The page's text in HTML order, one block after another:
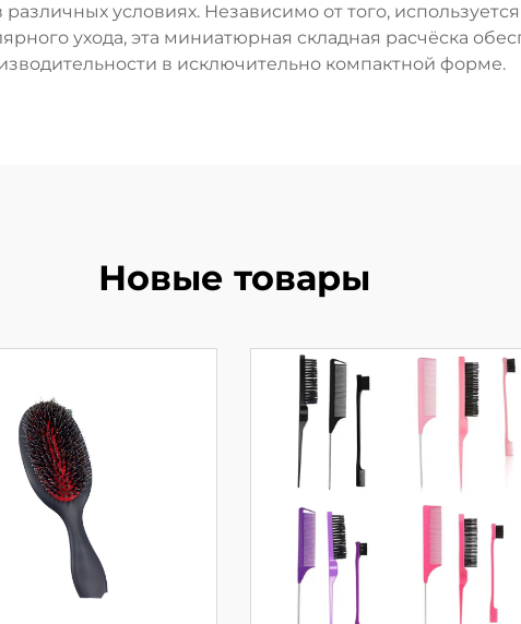
условиях. Независимо от того,
ухода, эта миниатюрная складная расчёска
в исключительно компактной форме.
Новые товары